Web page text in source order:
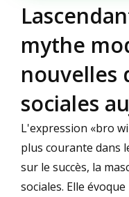
mythe
nouvelles
sociales
L'expression «bro
plus courante dans
sur le succès, la
sociales. Elle